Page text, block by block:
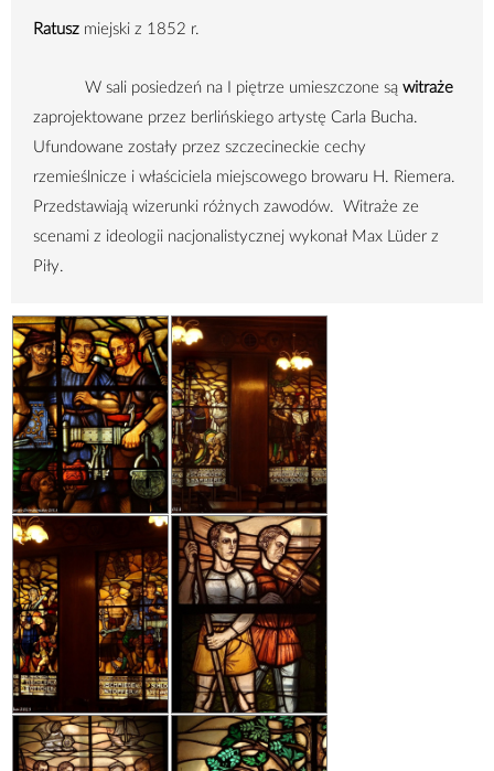
Ratusz miejski z 1852 r.
W sali posiedzeń na I piętrze umieszczone sąwitraże
zaprojektowane przez berlińskiego artystę Carla Bucha.
Ufundowane zostały przez szczecineckie cechy
rzemieślnicze i właściciela miejscowego browaru H. Riemera.
Przedstawiają wizerunki różnych zawodów. Witraże ze
scenami z ideologii nacjonalistycznej wykonał Max Lüder z
Piły.